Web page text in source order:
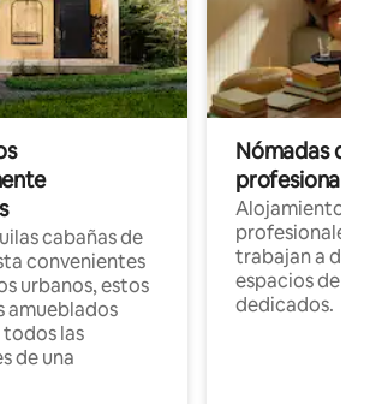
cabañas de
convenientes
urbanos, estos
amueblados
las
de una
Nómadas
Alojamientos
profesionales
trabajan a
espacios de
dedicados.